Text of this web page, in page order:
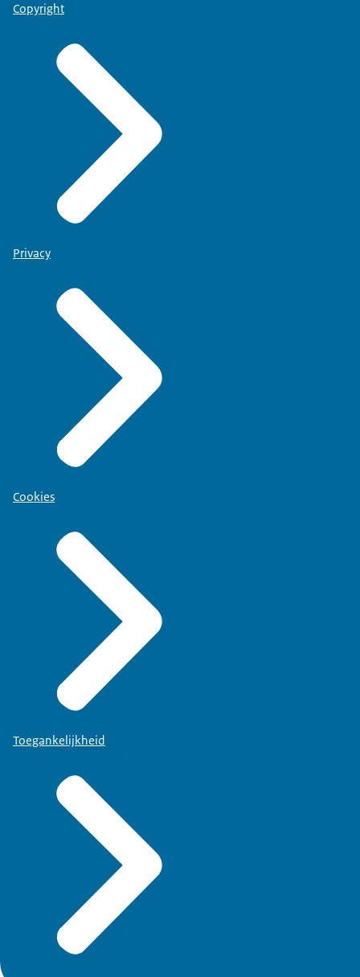
Copyright
Privacy
Cookies
Toegankelijkheid